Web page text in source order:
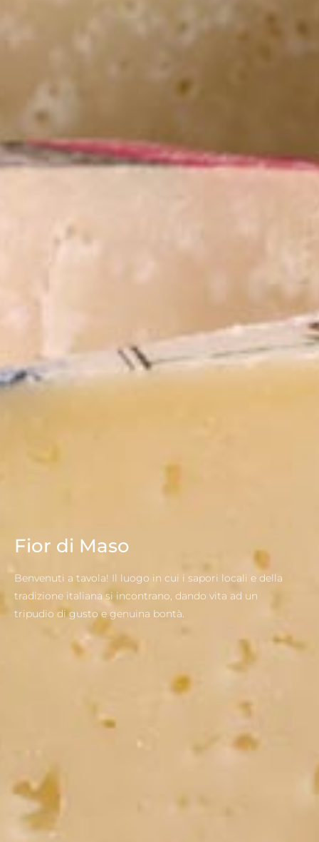
Fior di Maso
Benvenuti a tavola! Il luogo in cui i sapori locali e della
tradizione italiana si incontrano, dando vita ad un
tripudio di gusto e genuina bontà.